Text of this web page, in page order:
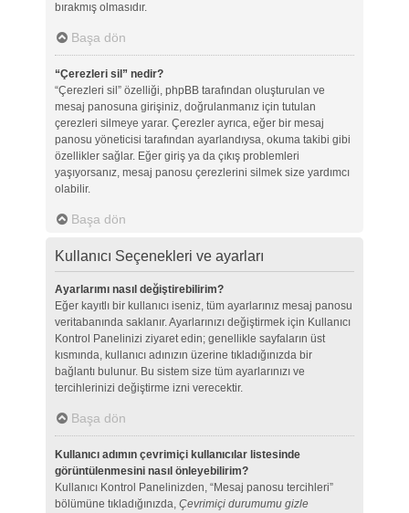
bırakmış olmasıdır.
Başa dön
“Çerezleri sil” nedir?
“Çerezleri sil” özelliği, phpBB tarafından oluşturulan ve
mesaj panosuna girişiniz, doğrulanmanız için tutulan
çerezleri silmeye yarar. Çerezler ayrıca, eğer bir mesaj
panosu yöneticisi tarafından ayarlandıysa, okuma takibi gibi
özellikler sağlar. Eğer giriş ya da çıkış problemleri
yaşıyorsanız, mesaj panosu çerezlerini silmek size yardımcı
olabilir.
Başa dön
Kullanıcı Seçenekleri ve ayarları
Ayarlarımı nasıl değiştirebilirim?
Eğer kayıtlı bir kullanıcı iseniz, tüm ayarlarınız mesaj panosu
veritabanında saklanır. Ayarlarınızı değiştirmek için Kullanıcı
Kontrol Panelinizi ziyaret edin; genellikle sayfaların üst
kısmında, kullanıcı adınızın üzerine tıkladığınızda bir
bağlantı bulunur. Bu sistem size tüm ayarlarınızı ve
tercihlerinizi değiştirme izni verecektir.
Başa dön
Kullanıcı adımın çevrimiçi kullanıcılar listesinde
görüntülenmesini nasıl önleyebilirim?
Kullanıcı Kontrol Panelinizden, “Mesaj panosu tercihleri”
bölümüne tıkladığınızda, Çevrimiçi durumumu gizle